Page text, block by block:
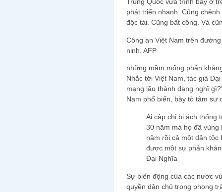
Trung Quốc vừa trình bày ở
phát triển nhanh. Cũng
độc tài. Cũng bất công. Và
Công an Việt Nam trên
ninh. AFP
những mầm mống phản
Nhắc tới Việt Nam, tác giả
mạng lão thành đang nghĩ
Nam phổ biến, bày tỏ tâm sự
Ai cập chỉ bị ách thống
30 năm mà họ đã vùng
năm rồi cả một dân tộc
được một sự phản
Đại Nghĩa
Sự biến động của các nước
quyền dân chủ trong phong